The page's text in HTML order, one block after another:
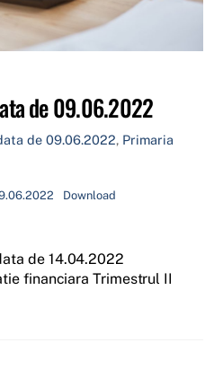
de 09.06.2022
de 09.06.2022, Primaria
Download
de 14.04.2022
financiara Trimestrul II